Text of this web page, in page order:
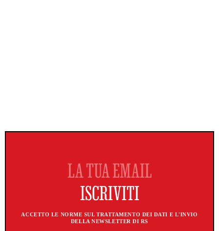
ACCETTO LE NORME SUL TRATTAMENTO DEI DATI E L'INVIO
DELLA NEWSLETTER DI RS